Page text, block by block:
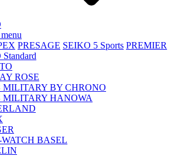
PRESAGE SEIKO 5 Sports PREMIER
ROSE
MILITARY BY CHRONO
MILITARY HANOWA
BASEL